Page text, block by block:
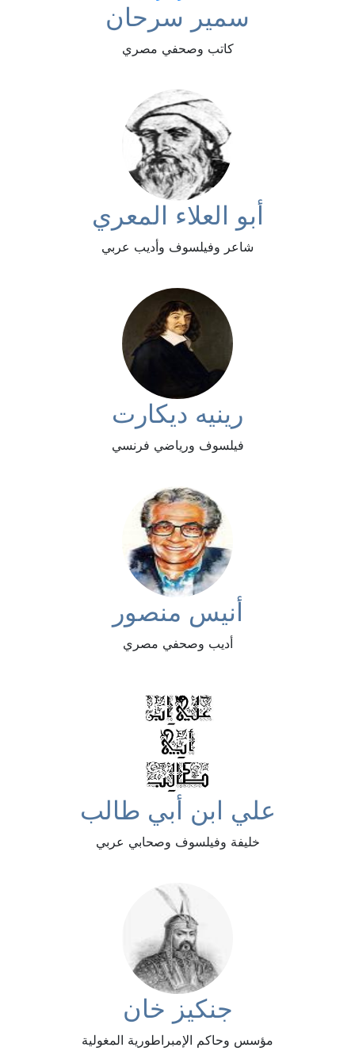
سمير سرحان
كاتب وصحفي مصري
أبو العلاء المعري
شاعر وفيلسوف وأديب عربي
رينيه ديكارت
فيلسوف ورياضي فرنسي
أنيس منصور
أديب وصحفي مصري
علي ابن أبي طالب
خليفة وفيلسوف وصحابي عربي
جنكيز خان
مؤسس وحاكم الإمبراطورية المغولية